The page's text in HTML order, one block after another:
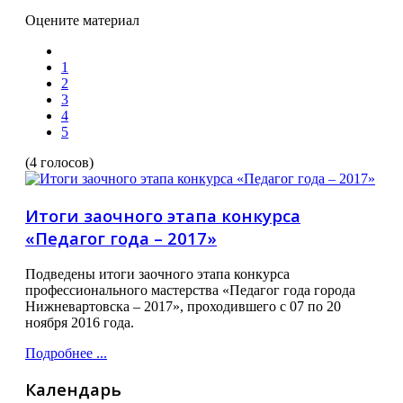
Оцените материал
1
2
3
4
5
(4 голосов)
Итоги заочного этапа конкурса
«Педагог года – 2017»
Подведены итоги заочного этапа конкурса
профессионального мастерства «Педагог года города
Нижневартовска – 2017», проходившего с 07 по 20
ноября 2016 года.
Подробнее ...
Календарь